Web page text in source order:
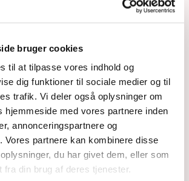
bruger cookies
til at tilpasse vores indhold og
dig funktioner til sociale medier og til
trafik. Vi deler også oplysninger om
hjemmeside med vores partnere inden
annonceringspartnere og
Vores partnere kan kombinere disse
du har givet dem, eller som
fra din brug af deres tjenester.